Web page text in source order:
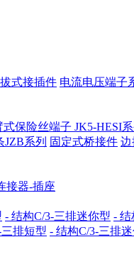
式接插件 电流电压端子
保险丝端子 JK5-HESI系
JZB系列 固定式桥接件 边
接器-插座
- 结构C/3-三排迷你型 - 结
排短型 - 结构C/3-三排